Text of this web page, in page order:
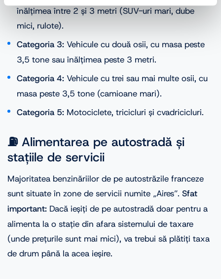
înălțimea între 2 și 3 metri (SUV-uri mari, dube
mici, rulote).
Categoria 3: Vehicule cu două osii, cu masa peste
3,5 tone sau înălțimea peste 3 metri.
Categoria 4: Vehicule cu trei sau mai multe osii, cu
masa peste 3,5 tone (camioane mari).
Categoria 5: Motociclete, tricicluri și cvadricicluri.
⛽ Alimentarea pe autostradă și
stațiile de servicii
Majoritatea benzinăriilor de pe autostrăzile franceze
sunt situate în zone de servicii numite „Aires”. Sfat
important: Dacă ieșiți de pe autostradă doar pentru a
alimenta la o stație din afara sistemului de taxare
(unde prețurile sunt mai mici), va trebui să plătiți taxa
de drum până la acea ieșire.